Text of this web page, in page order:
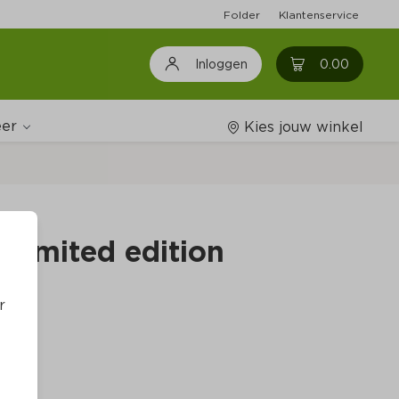
Folder Klantenservice
Inloggen 0.00 0
Kies jouw winkel
Limited edition